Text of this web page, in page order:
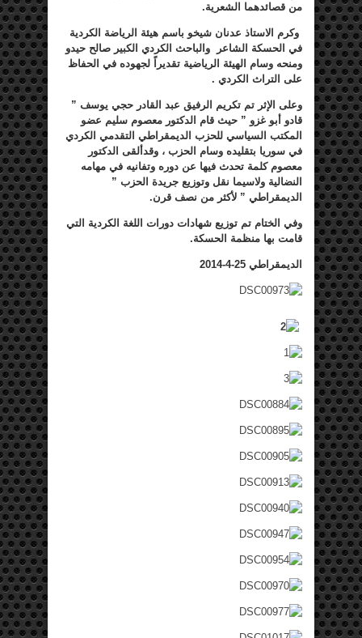
من قصائدهما الشعرية.
وكرم الاستاذ عدنان شيخو باسم هيئة الرياضة الكردية
في الحسكة الشاعر والباحث الكردي الكبير صالح حيدو
ومنحه وسام الهيئة الرياضية تقديراً لجهوده في الحفاظ
على التراث الكردي .
وعلى الإثر تم تكريم الرفيق عبد القادر حجي يوسف ”
قادو أبو غزو ” حيث قام الدكتور معصوم سليم عضو
المكتب السياسي للحزب الديمقراطي التقدمي الكردي
في سوريا بتقليده وسام الحزب ، وقدألقى الدكتور
معصوم كلمة تحدث فيها عن دوره وتفانيه في مهامه
النضالية ولاسيما نقل وتوزيع جريدة الحزب ”
الديمقراطي ” لأكثر من نصف قرن.
وفي الختام تم توزيع شهادات دورات اللغة الكردية التي
قامت بها منظمة الحسكة.
الديمقراطي 25-4-2014